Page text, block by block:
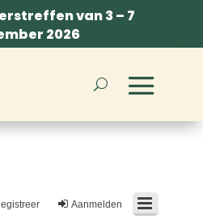
van 3 – 7
2026